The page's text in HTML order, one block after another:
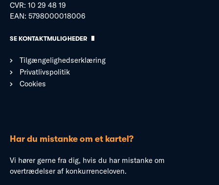
CVR: 10 29 48 19
EAN: 5798000018006
SE KONTAKTMULIGHEDER
Tilgængelighedserklæring
Privatlivspolitik
Cookies
Har du mistanke om et kartel?
Vi hører gerne fra dig, hvis du har mistanke om
overtrædelser af konkurrenceloven.